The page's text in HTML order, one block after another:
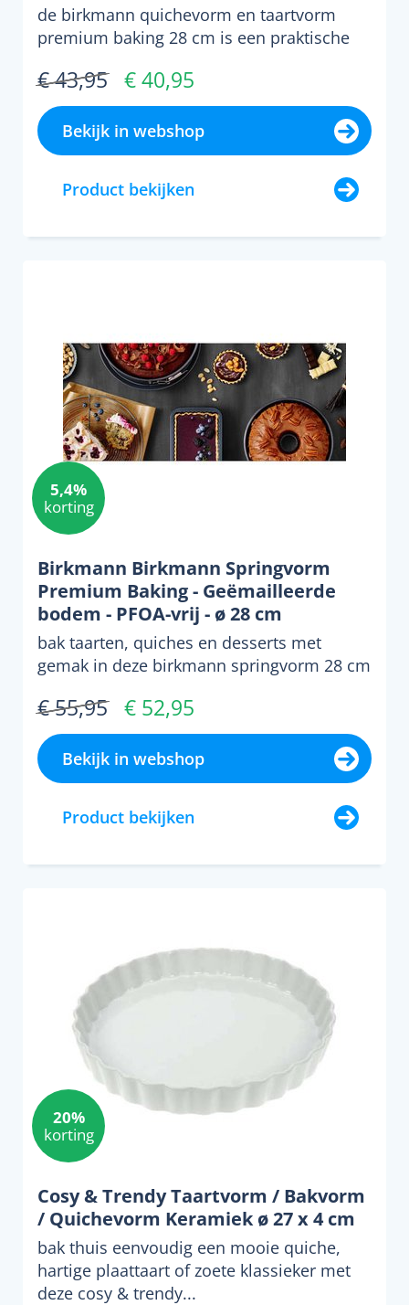
de birkmann quichevorm en taartvorm
premium baking 28 cm is een praktische
€ 43,95 € 40,95
Bekijk in webshop
Product bekijken
5,4%
korting
Birkmann Birkmann Springvorm
Premium Baking - Geëmailleerde
bodem - PFOA-vrij - ø 28 cm
bak taarten, quiches en desserts met
gemak in deze birkmann springvorm 28 cm
€ 55,95 € 52,95
Bekijk in webshop
Product bekijken
20%
korting
Cosy & Trendy Taartvorm / Bakvorm
/ Quichevorm Keramiek ø 27 x 4 cm
bak thuis eenvoudig een mooie quiche,
hartige plaattaart of zoete klassieker met
deze cosy & trendy...